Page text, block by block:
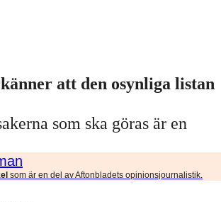
att den osynliga listan
som ska göras är en
som är en del av Aftonbladets opinionsjournalistik.